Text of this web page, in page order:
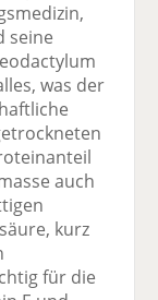
b
o
o
k
te
il
e
n
e
di
n
te
il
e
n
l
er
se
d
e
n
seine
was der
auch
kurz
für die